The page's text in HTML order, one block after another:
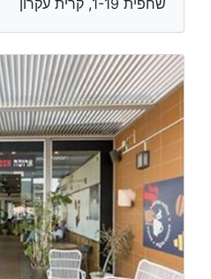
שחפית 1-19, קרית עקרון